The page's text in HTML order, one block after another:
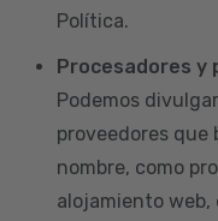
Política.
Procesadores y
Podemos
proveedores que
nombre, como
alojamiento web,